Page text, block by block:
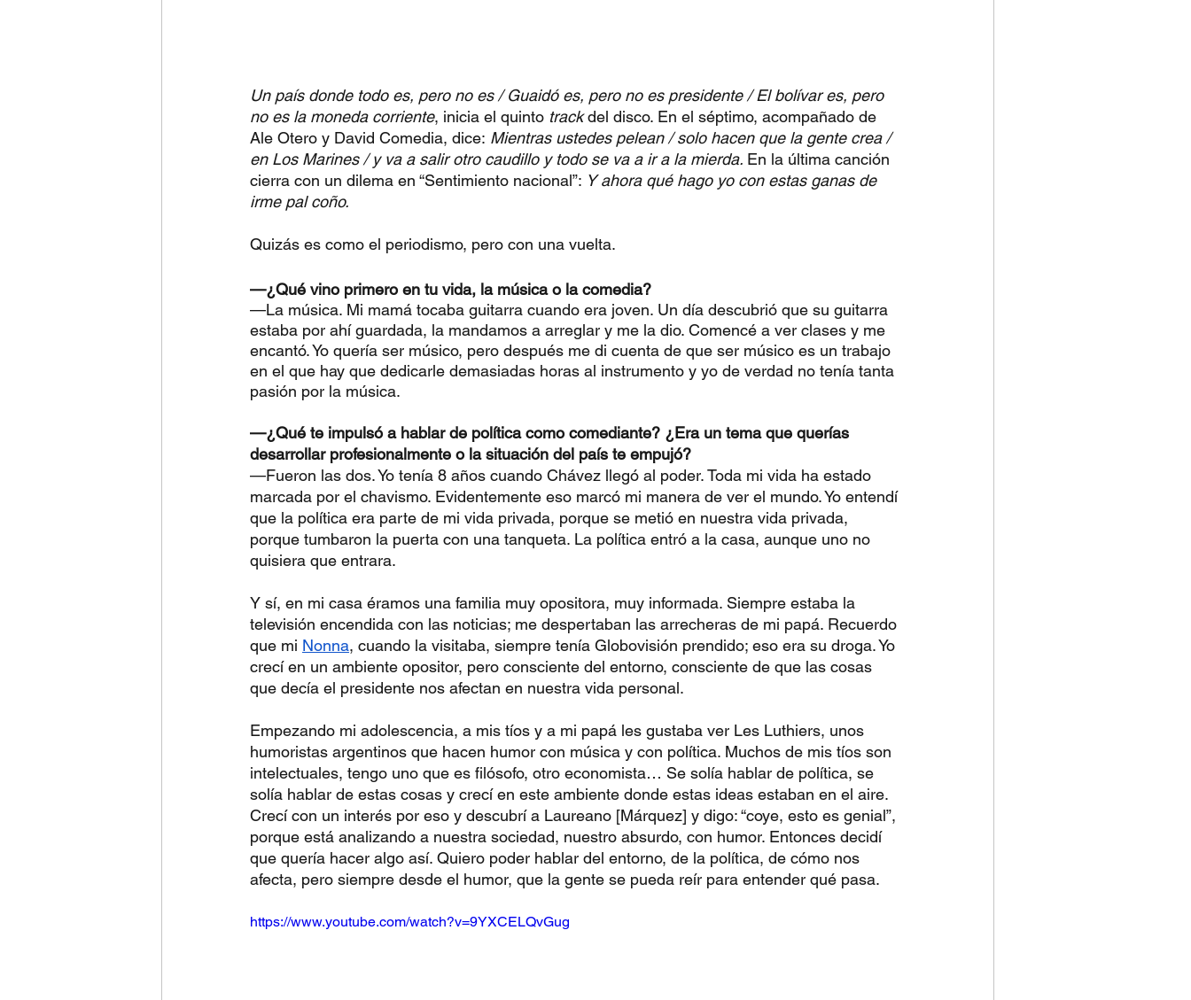
Un país donde todo es, pero no es / Guaidó es, pero no es presidente / El bolívar es, pero
no es la moneda corriente, inicia el quinto track del disco. En el séptimo, acompañado de
Ale Otero y David Comedia, dice: Mientras ustedes pelean / solo hacen que la gente crea /
en Los Marines / y va a salir otro caudillo y todo se va a ir a la mierda. En la última canción
cierra con un dilema en “Sentimiento nacional”: Y ahora qué hago yo con estas ganas de
irme pal coño.
Quizás es como el periodismo, pero con una vuelta.
—¿Qué vino primero en tu vida, la música o la comedia?
—La música. Mi mamá tocaba guitarra cuando era joven. Un día descubrió que su guitarra
estaba por ahí guardada, la mandamos a arreglar y me la dio. Comencé a ver clases y me
encantó. Yo quería ser músico, pero después me di cuenta de que ser músico es un trabajo
en el que hay que dedicarle demasiadas horas al instrumento y yo de verdad no tenía tanta
pasión por la música.
—¿Qué te impulsó a hablar de política como comediante? ¿Era un tema que querías
desarrollar profesionalmente o la situación del país te empujó?
—Fueron las dos. Yo tenía 8 años cuando Chávez llegó al poder. Toda mi vida ha estado
marcada por el chavismo. Evidentemente eso marcó mi manera de ver el mundo. Yo entendí
que la política era parte de mi vida privada, porque se metió en nuestra vida privada,
porque tumbaron la puerta con una tanqueta. La política entró a la casa, aunque uno no
quisiera que entrara.
Y sí, en mi casa éramos una familia muy opositora, muy informada. Siempre estaba la
televisión encendida con las noticias; me despertaban las arrecheras de mi papá. Recuerdo
que mi Nonna, cuando la visitaba, siempre tenía Globovisión prendido; eso era su droga. Yo
crecí en un ambiente opositor, pero consciente del entorno, consciente de que las cosas
que decía el presidente nos afectan en nuestra vida personal.
Empezando mi adolescencia, a mis tíos y a mi papá les gustaba ver Les Luthiers, unos
humoristas argentinos que hacen humor con música y con política. Muchos de mis tíos son
intelectuales, tengo uno que es filósofo, otro economista… Se solía hablar de política, se
solía hablar de estas cosas y crecí en este ambiente donde estas ideas estaban en el aire.
Crecí con un interés por eso y descubrí a Laureano [Márquez] y digo: “coye, esto es genial”,
porque está analizando a nuestra sociedad, nuestro absurdo, con humor. Entonces decidí
que quería hacer algo así. Quiero poder hablar del entorno, de la política, de cómo nos
afecta, pero siempre desde el humor, que la gente se pueda reír para entender qué pasa.
https://www.youtube.com/watch?v=9YXCELQvGug